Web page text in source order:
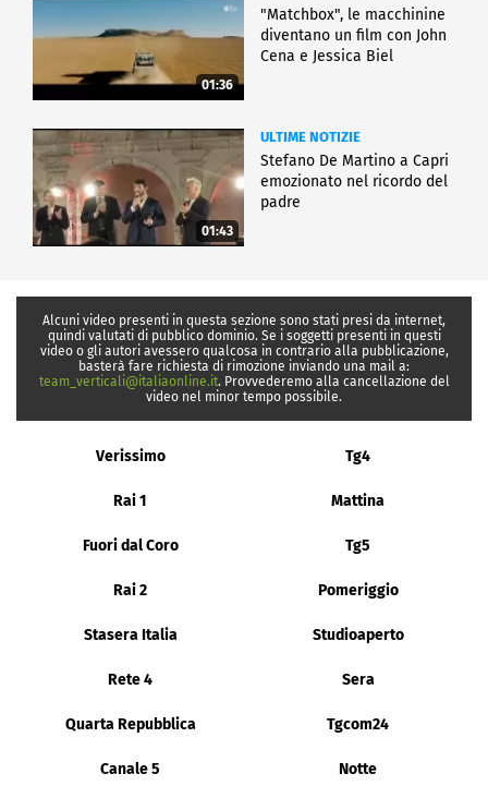
01:36
"Matchbox", le macchinine
diventano un film con John
Cena e Jessica Biel
01:43
ULTIME NOTIZIE
Stefano De Martino a Capri
emozionato nel ricordo del
padre
Alcuni video presenti in questa sezione sono stati presi da internet,
quindi valutati di pubblico dominio. Se i soggetti presenti in questi
video o gli autori avessero qualcosa in contrario alla pubblicazione,
basterà fare richiesta di rimozione inviando una mail a:
team_verticali@italiaonline.it. Provvederemo alla cancellazione del
video nel minor tempo possibile.
Verissimo Tg4
Rai 1 Mattina
Fuori dal Coro Tg5
Rai 2 Pomeriggio
Stasera Italia Studioaperto
Rete 4 Sera
Quarta Repubblica Tgcom24
Canale 5 Notte